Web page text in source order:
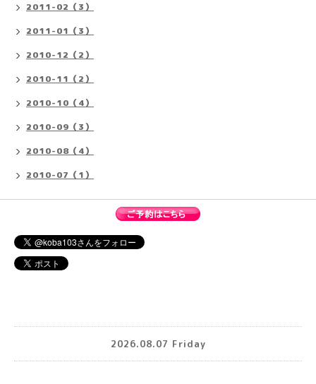
2011-02（3）
2011-01（3）
2010-12（2）
2010-11（2）
2010-10（4）
2010-09（3）
2010-08（4）
2010-07（1）
2026.08.07 Friday